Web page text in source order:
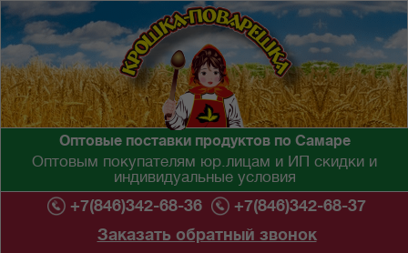
Оптовые поставки продуктов по Самаре
Оптовым покупателям юр.лицам и ИП скидки и
индивидуальные условия
+7(846)342-68-36
+7(846)342-68-37
Заказать обратный звонок